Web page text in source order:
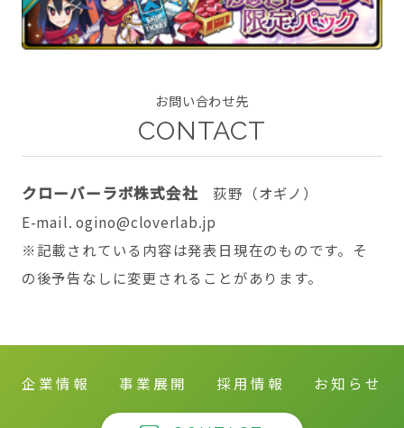
お知らせ
CONTACT
twitter facebook
お問い合わせ先
CONTACT
クローバーラボ株式会社 荻野（オギノ）
E-mail. ogino@cloverlab.jp
※記載されている内容は発表日現在のものです。そ
の後予告なしに変更されることがあります。
企業情報 事業展開 採用情報 お知らせ